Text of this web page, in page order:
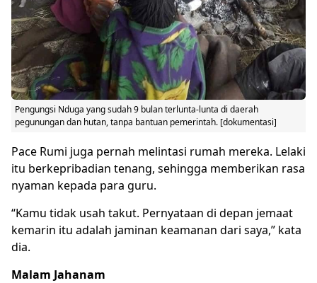
Pengungsi Nduga yang sudah 9 bulan terlunta-lunta di daerah
pegunungan dan hutan, tanpa bantuan pemerintah. [dokumentasi]
Pace Rumi juga pernah melintasi rumah mereka. Lelaki
itu berkepribadian tenang, sehingga memberikan rasa
nyaman kepada para guru.
“Kamu tidak usah takut. Pernyataan di depan jemaat
kemarin itu adalah jaminan keamanan dari saya,” kata
dia.
Malam Jahanam